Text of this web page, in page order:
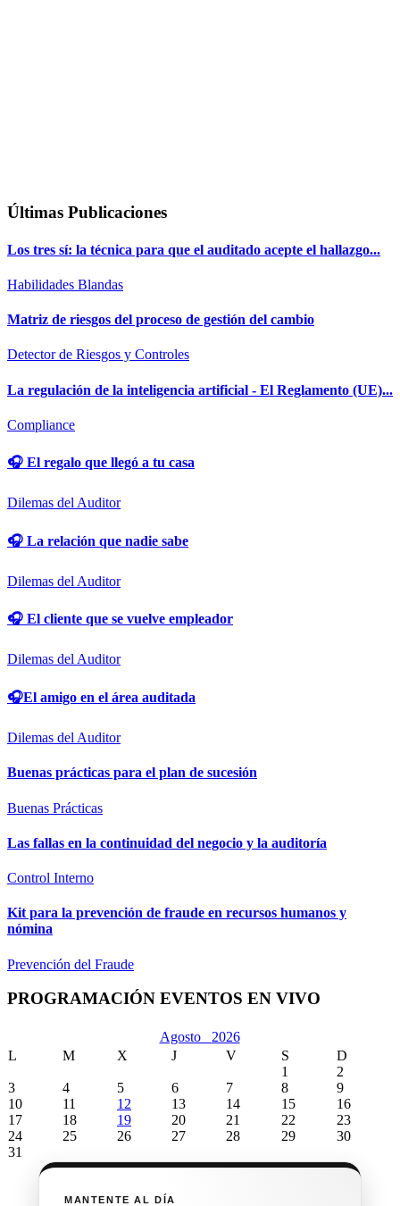
Últimas Publicaciones
Los tres sí: la técnica para que el auditado acepte el hallazgo...
Habilidades Blandas
Matriz de riesgos del proceso de gestión del cambio
Detector de Riesgos y Controles
La regulación de la inteligencia artificial - El Reglamento (UE)...
Compliance
🎧 El regalo que llegó a tu casa
Dilemas del Auditor
🎧 La relación que nadie sabe
Dilemas del Auditor
🎧 El cliente que se vuelve empleador
Dilemas del Auditor
🎧El amigo en el área auditada
Dilemas del Auditor
Buenas prácticas para el plan de sucesión
Buenas Prácticas
Las fallas en la continuidad del negocio y la auditoría
Control Interno
Kit para la prevención de fraude en recursos humanos y
nómina
Prevención del Fraude
PROGRAMACIÓN EVENTOS EN VIVO
Agosto 2026
L
M X J V S
D
1
2
3
4 5 6 7 8
9
10
11 12 13 14 15
16
17
18 19 20 21 22
23
24
25 26 27 28 29
30
31
MANTENTE AL DÍA